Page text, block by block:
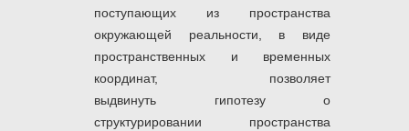
поступающих из пространства
окружающей реальности, в виде
пространственных и временных
координат, позволяет
выдвинуть гипотезу о
структурировании пространства